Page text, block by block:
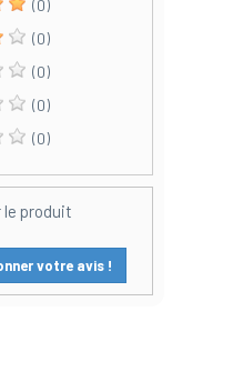
(0)
(0)
(0)
(0)
(0)
le produit
votre avis !